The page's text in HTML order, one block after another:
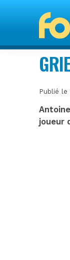
Publié le
joueur